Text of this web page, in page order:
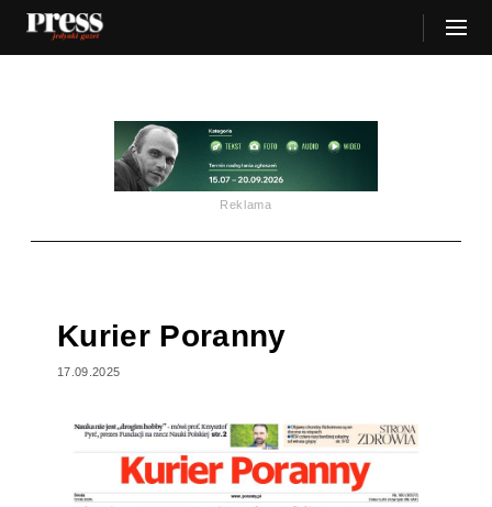
Reklama
Kurier Poranny
17.09.2025